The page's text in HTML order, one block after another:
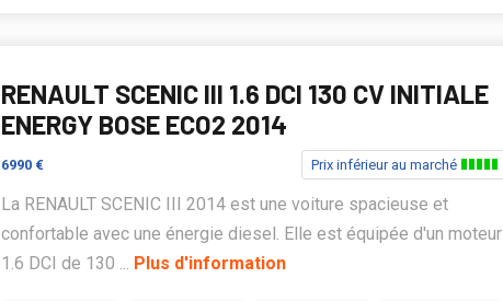
RENAULT SCENIC III 1.6 DCI 130 CV INITIALE
ENERGY BOSE ECO2 2014
6990 € Prix inférieur au marché
La RENAULT SCENIC III 2014 est une voiture spacieuse et
confortable avec une énergie diesel. Elle est équipée d'un moteur
1.6 DCI de 130 ... Plus d'information